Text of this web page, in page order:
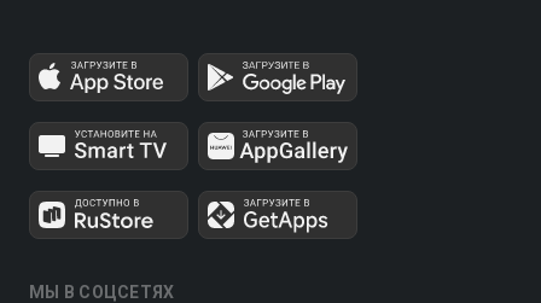
МЫ В СОЦСЕТЯХ